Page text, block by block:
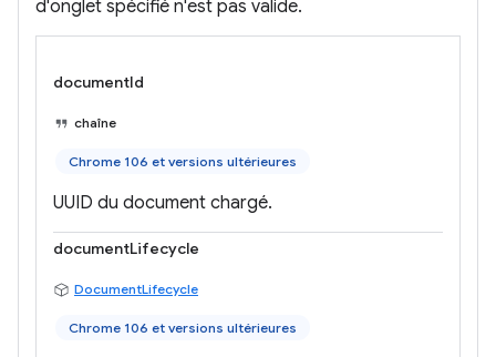
d'onglet spécifié n'est pas valide.
documentId
chaîne
Chrome 106 et versions ultérieures
UUID du document chargé.
documentLifecycle
DocumentLifecycle
Chrome 106 et versions ultérieures